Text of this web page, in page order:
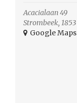
Acacialaan 49
Strombeek, 1853
+ Google Maps